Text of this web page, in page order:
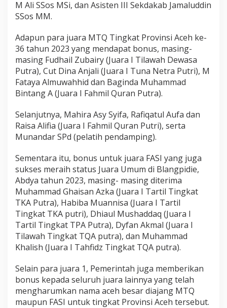
M Ali SSos MSi, dan Asisten III Sekdakab Jamaluddin
SSos MM.
Adapun para juara MTQ Tingkat Provinsi Aceh ke-
36 tahun 2023 yang mendapat bonus, masing-
masing Fudhail Zubairy (Juara I Tilawah Dewasa
Putra), Cut Dina Anjali (Juara I Tuna Netra Putri), M
Fataya Almuwahhid dan Baginda Muhammad
Bintang A (Juara I Fahmil Quran Putra).
Selanjutnya, Mahira Asy Syifa, Rafiqatul Aufa dan
Raisa Alifia (Juara I Fahmil Quran Putri), serta
Munandar SPd (pelatih pendamping).
Sementara itu, bonus untuk juara FASI yang juga
sukses meraih status Juara Umum di Blangpidie,
Abdya tahun 2023, masing- masing diterima
Muhammad Ghaisan Azka (Juara I Tartil Tingkat
TKA Putra), Habiba Muannisa (Juara I Tartil
Tingkat TKA putri), Dhiaul Mushaddaq (Juara I
Tartil Tingkat TPA Putra), Dyfan Akmal (Juara I
Tilawah Tingkat TQA putra), dan Muhammad
Khalish (Juara I Tahfidz Tingkat TQA putra).
Selain para juara 1, Pemerintah juga memberikan
bonus kepada seluruh juara lainnya yang telah
mengharumkan nama aceh besar diajang MTQ
maupun FASI untuk tingkat Provinsi Aceh tersebut.